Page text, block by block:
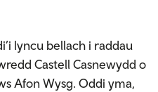
lyncu bellach i raddau
Castell Casnewydd o
Afon Wysg. Oddi yma,